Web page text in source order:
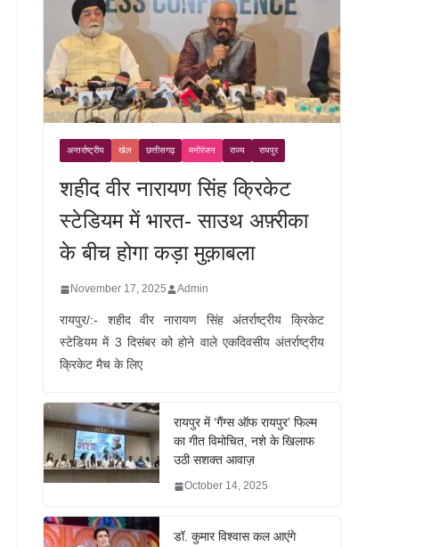
अन्तर्राष्ट्रीय खेल छत्तीसगढ़ मनोरंजन राज्य रायपुर
शहीद वीर नारायण सिंह क्रिकेट
स्टेडियम में भारत- साउथ अफ़्रीका
के बीच होगा कड़ा मुक़ाबला
November 17, 2025 Admin
रायपुर/:- शहीद वीर नारायण सिंह अंतर्राष्ट्रीय क्रिकेट
स्टेडियम में 3 दिसंबर को होने वाले एकदिवसीय अंतर्राष्ट्रीय
क्रिकेट मैच के लिए
रायपुर में ‘गैंग्स ऑफ रायपुर’ फिल्म
का गीत विमोचित, नशे के खिलाफ
उठी सशक्त आवाज़
October 14, 2025
डॉ. कुमार विश्वास कल आएंगे